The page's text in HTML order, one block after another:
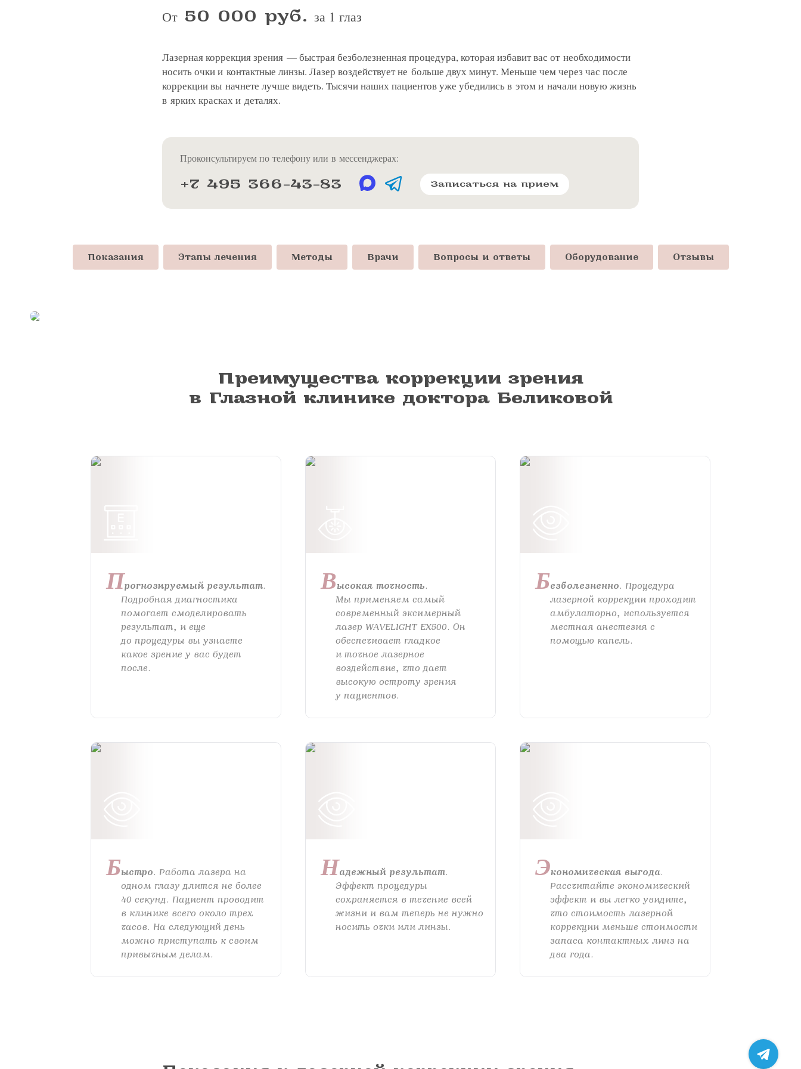
От 50 000 руб. за 1 глаз
Лазерная коррекция зрения — быстрая безболезненная процедура, которая избавит вас от необходимости
носить очки и контактные линзы. Лазер воздействует не больше двух минут. Меньше чем через час после
коррекции вы начнете лучше видеть. Тысячи наших пациентов уже убедились в этом и начали новую жизнь
в ярких красках и деталях.
Проконсультируем по телефону или в мессенджерах:
+7 495 366-43-83 Записаться на прием
Показания Этапы лечения Методы Врачи Вопросы и ответы Оборудование Отзывы
Преимущества коррекции зрения
в Глазной клинике доктора Беликовой
Прогнозируемый результат.
Подробная диагностика
помогает смоделировать
результат, и еще
до процедуры вы узнаете
какое зрение у вас будет
после.
Высокая точность.
Мы применяем самый
современный эксимерный
лазер WAVELIGHT EX500. Он
обеспечивает гладкое
и точное лазерное
воздействие, что дает
высокую остроту зрения
у пациентов.
Безболезненно. Процедура
лазерной коррекции проходит
амбулаторно, используется
местная анестезия с
помощью капель.
Быстро. Работа лазера на
одном глазу длится не более
40 секунд. Пациент проводит
в клинике всего около трех
часов. На следующий день
можно приступать к своим
привычным делам.
Надежный результат.
Эффект процедуры
сохраняется в течение всей
жизни и вам теперь не нужно
носить очки или линзы.
Экономическая выгода.
Рассчитайте экономический
эффект и вы легко увидите,
что стоимость лазерной
коррекции меньше стоимости
запаса контактных линз на
два года.
Записаться на прием в клинику
Нажимая на кнопку «Отправить», вы даете согласие на обработкуперсональных данных
Связаться с сотрудником
Оставить отзыв
Подать обращение или жалобу
Заказать линзы по рецепту